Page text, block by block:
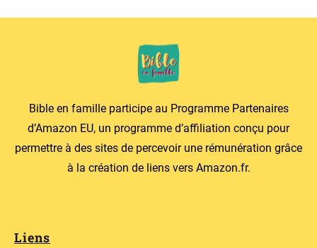
Bible en famille participe au Programme Partenaires
d’Amazon EU, un programme d’affiliation conçu pour
permettre à des sites de percevoir une rémunération grâce
à la création de liens vers Amazon.fr.
Liens